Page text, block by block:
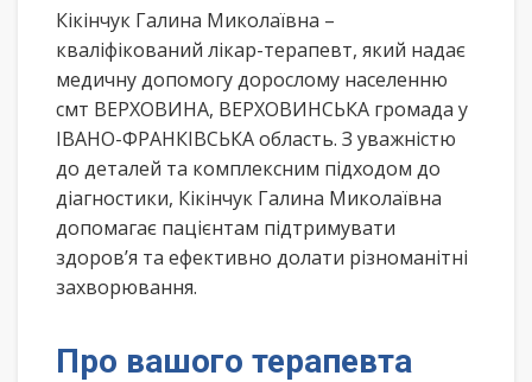
Кікінчук Галина Миколаївна –
кваліфікований лікар-терапевт, який надає
медичну допомогу дорослому населенню
смт ВЕРХОВИНА, ВЕРХОВИНСЬКА громада у
ІВАНО-ФРАНКІВСЬКА область. З уважністю
до деталей та комплексним підходом до
діагностики, Кікінчук Галина Миколаївна
допомагає пацієнтам підтримувати
здоров’я та ефективно долати різноманітні
захворювання.
Про вашого терапевта